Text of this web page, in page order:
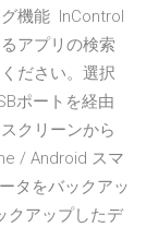
機能 InControl
アプリの検索
ださい。選択
ポートを経由
クリーンから
/ Android スマ
タをバックアッ
クアップしたデ